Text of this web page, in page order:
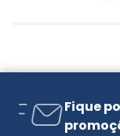
Fique